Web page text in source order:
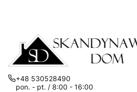
+48 530528490
pon. - pt. / 8:00 - 16:00